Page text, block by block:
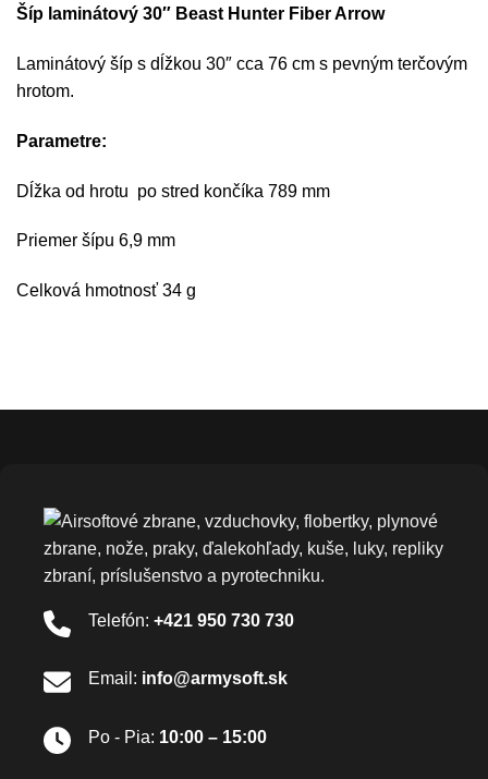
Šíp laminátový 30″ Beast Hunter Fiber Arrow
Laminátový šíp s dĺžkou 30″ cca 76 cm s pevným terčovým
hrotom.
Parametre:
Dĺžka od hrotu po stred končíka 789 mm
Priemer šípu 6,9 mm
Celková hmotnosť 34 g
Telefón: +421 950 730 730
Email: info@armysoft.sk
Po - Pia: 10:00 – 15:00